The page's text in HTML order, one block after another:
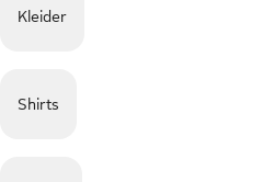
Kleider
Shirts